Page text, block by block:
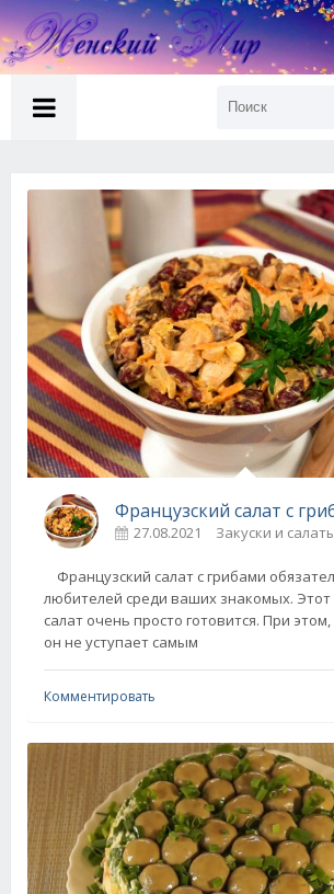
27.08.2021 Закуски и
Французский салат с грибами
любителей среди ваших знакомых.
салат очень просто готовится. При
он не уступает самым
Комментировать